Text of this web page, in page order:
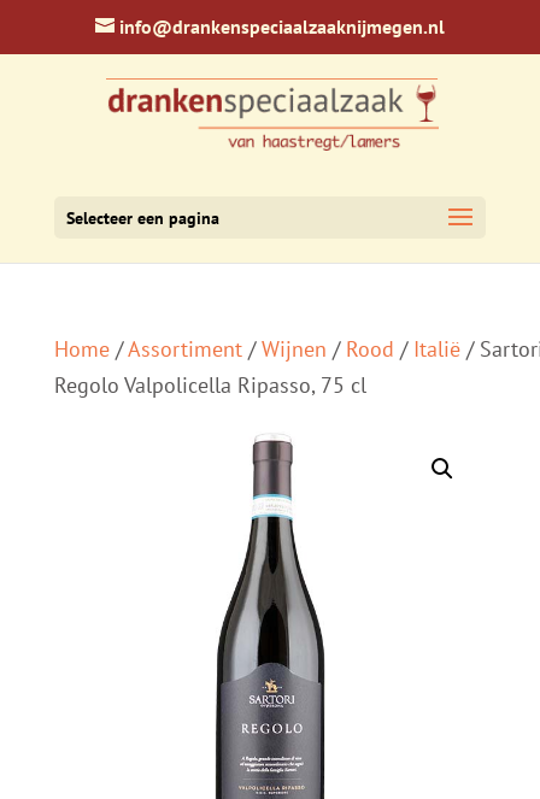
info@drankenspeciaalzaaknijmegen.nl
Selecteer een pagina
Home/Assortiment/Wijnen / Rood / Italië/
Regolo Valpolicella Ripasso, 75 cl